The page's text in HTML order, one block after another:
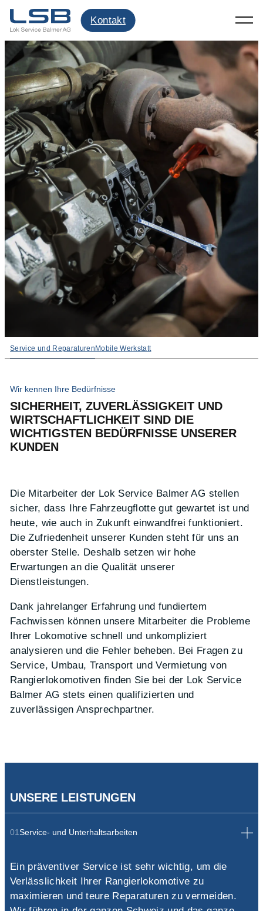
Kontakt
SERVICE
SERVICE UND REPARATUREN
Service und Reparaturen Mobile Werkstatt
Wir kennen Ihre Bedürfnisse
SICHERHEIT, ZUVERLÄSSIGKEIT UND
WIRTSCHAFTLICHKEIT SIND DIE
WICHTIGSTEN BEDÜRFNISSE UNSERER
KUNDEN
Die Mitarbeiter der Lok Service Balmer AG stellen
sicher, dass Ihre Fahrzeugflotte gut gewartet ist und
heute, wie auch in Zukunft einwandfrei funktioniert.
Die Zufriedenheit unserer Kunden steht für uns an
oberster Stelle. Deshalb setzen wir hohe
Erwartungen an die Qualität unserer
Dienstleistungen.
Dank jahrelanger Erfahrung und fundiertem
Fachwissen können unsere Mitarbeiter die Probleme
Ihrer Lokomotive schnell und unkompliziert
analysieren und die Fehler beheben. Bei Fragen zu
Service, Umbau, Transport und Vermietung von
Rangierlokomotiven finden Sie bei der Lok Service
Balmer AG stets einen qualifizierten und
zuverlässigen Ansprechpartner.
UNSERE LEISTUNGEN
01Service- und Unterhaltsarbeiten
Ein präventiver Service ist sehr wichtig, um die
Verlässlichkeit Ihrer Rangierlokomotive zu
maximieren und teure Reparaturen zu vermeiden.